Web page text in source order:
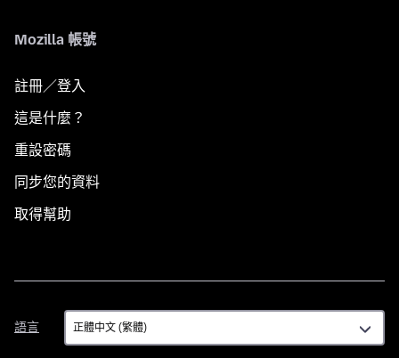
Mozilla 帳號
註冊／登入
這是什麼？
重設密碼
同步您的資料
取得幫助
語言
語
言